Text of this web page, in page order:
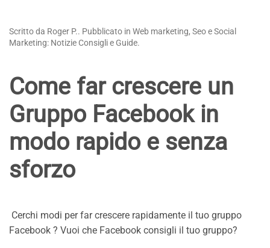
Scritto da Roger P.. Pubblicato in Web marketing, Seo e Social
Marketing: Notizie Consigli e Guide.
Come far crescere un
Gruppo Facebook in
modo rapido e senza
sforzo
Cerchi modi per far crescere rapidamente il tuo gruppo
Facebook ? Vuoi che Facebook consigli il tuo gruppo?